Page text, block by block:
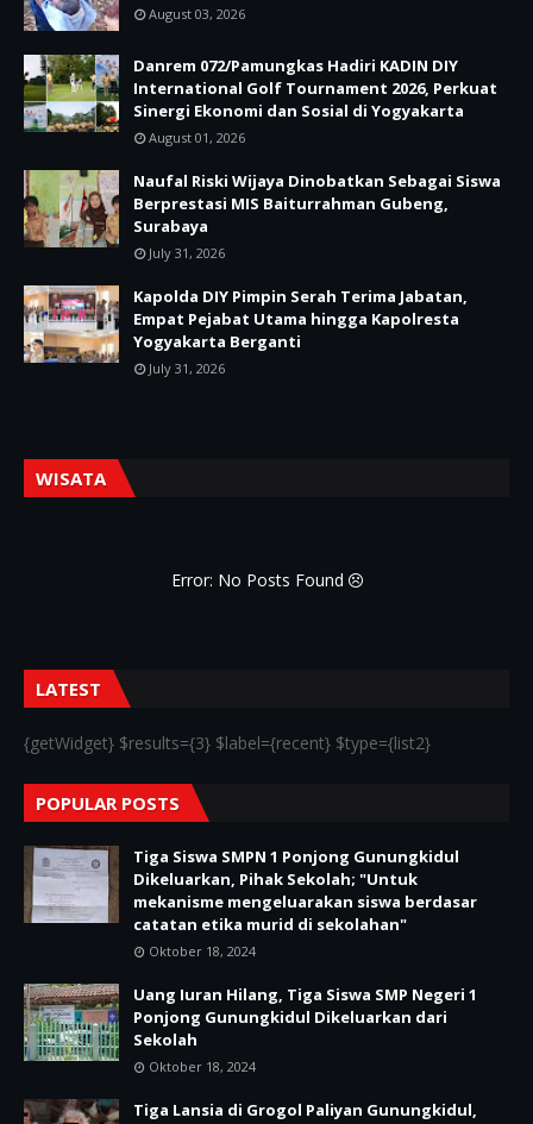
August 03, 2026
Danrem 072/Pamungkas Hadiri KADIN DIY
International Golf Tournament 2026, Perkuat
Sinergi Ekonomi dan Sosial di Yogyakarta
August 01, 2026
Naufal Riski Wijaya Dinobatkan Sebagai Siswa
Berprestasi MIS Baiturrahman Gubeng,
Surabaya
July 31, 2026
Kapolda DIY Pimpin Serah Terima Jabatan,
Empat Pejabat Utama hingga Kapolresta
Yogyakarta Berganti
July 31, 2026
WISATA
Error: No Posts Found
LATEST
{getWidget} $results={3} $label={recent} $type={list2}
POPULAR POSTS
Tiga Siswa SMPN 1 Ponjong Gunungkidul
Dikeluarkan, Pihak Sekolah; "Untuk
mekanisme mengeluarakan siswa berdasar
catatan etika murid di sekolahan"
Oktober 18, 2024
Uang Iuran Hilang, Tiga Siswa SMP Negeri 1
Ponjong Gunungkidul Dikeluarkan dari
Sekolah
Oktober 18, 2024
Tiga Lansia di Grogol Paliyan Gunungkidul,